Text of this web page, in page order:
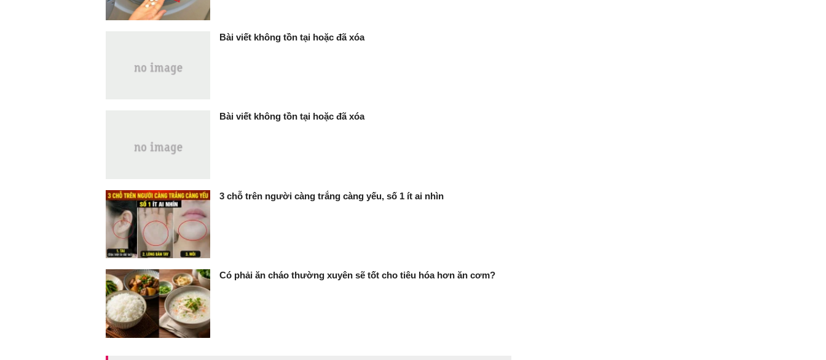
Bài viết không tồn tại hoặc đã xóa
Bài viết không tồn tại hoặc đã xóa
3 chỗ trên người càng trắng càng yếu, số 1 ít ai nhìn
Có phải ăn cháo thường xuyên sẽ tốt cho tiêu hóa hơn ăn cơm?